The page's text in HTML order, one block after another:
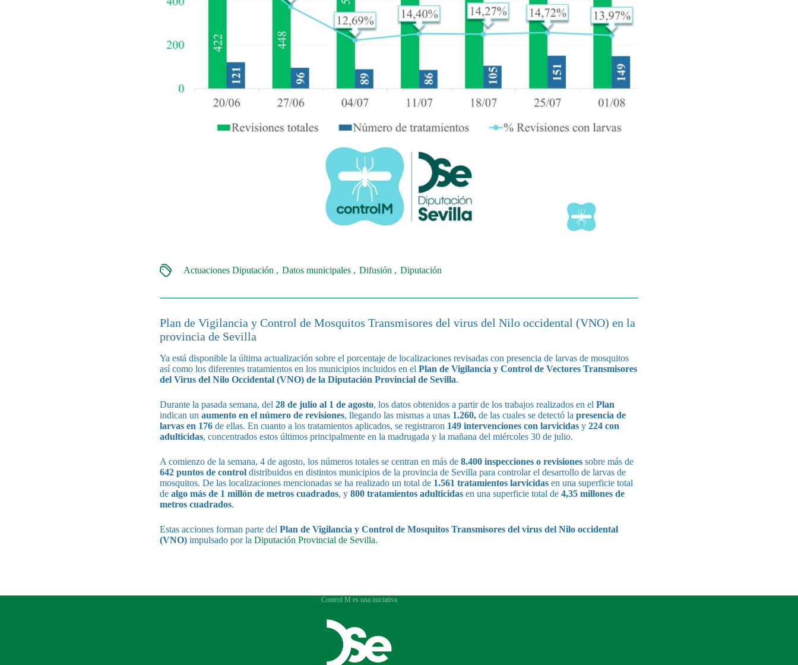
Actuaciones Diputación Datos municipales Difusión Diputación
Plan de Vigilancia y Control de Mosquitos Transmisores del virus del Nilo occidental (VNO) en la
provincia de Sevilla
Ya está disponible la última actualización sobre el porcentaje de localizaciones revisadas con presencia de larvas de mosquitos
así como los diferentes tratamientos en los municipios incluidos en el Plan de Vigilancia y Control de Vectores Transmisores
del Virus del Nilo Occidental (VNO) de la Diputación Provincial de Sevilla.
Durante la pasada semana, del 28 de julio al 1 de agosto, los datos obtenidos a partir de los trabajos realizados en el Plan
indican un aumento en el número de revisiones, llegando las mismas a unas 1.260, de las cuales se detectó la presencia de
larvas en 176 de ellas. En cuanto a los tratamientos aplicados, se registraron 149 intervenciones con larvicidas y 224 con
adulticidas, concentrados estos últimos principalmente en la madrugada y la mañana del miércoles 30 de julio.
A comienzo de la semana, 4 de agosto, los números totales se centran en más de 8.400 inspecciones o revisionessobre más de
642 puntos de controldistribuidos en distintos municipios de la provincia de Sevilla para controlar el desarrollo de larvas de
mosquitos. De las localizaciones mencionadas se ha realizado un total de 1.561 tratamientos larvicidasen una superficie total
de algo más de 1 millón de metros cuadrados, y 800 tratamientos adulticidasen una superficie total de 4,35 millones de
metros cuadrados.
Estas acciones forman parte del Plan de Vigilancia y Control de Mosquitos Transmisores del virus del Nilo occidental
(VNO)impulsado por la Diputación Provincial de Sevilla.
Control M es una iniciativa